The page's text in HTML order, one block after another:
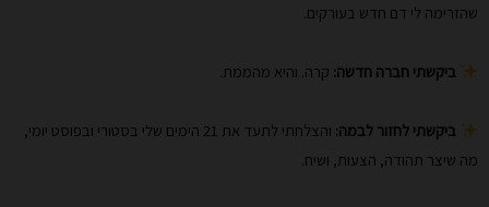
שהזרימה לי דם חדש בעורקים.
ביקשתי חברה חדשה: קרה. והיא מהממת.
ביקשתי לחזור לבמה:
והצלחתי לתעד את 21 הימים שלי בסטורי ובפוסט יומי,
מה שיצר תהודה, הצעות, ושיח.